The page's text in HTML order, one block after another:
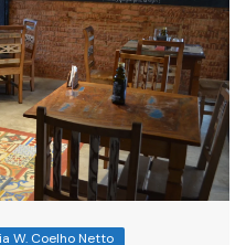
W. Coelho Netto